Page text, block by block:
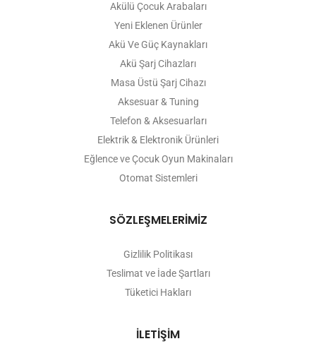
Akülü Çocuk Arabaları
Yeni Eklenen Ürünler
Akü Ve Güç Kaynakları
Akü Şarj Cihazları
Masa Üstü Şarj Cihazı
Aksesuar & Tuning
Telefon & Aksesuarları
Elektrik & Elektronik Ürünleri
Eğlence ve Çocuk Oyun Makinaları
Otomat Sistemleri
SÖZLEŞMELERİMİZ
Gizlilik Politikası
Teslimat ve İade Şartları
Tüketici Hakları
İLETİŞİM